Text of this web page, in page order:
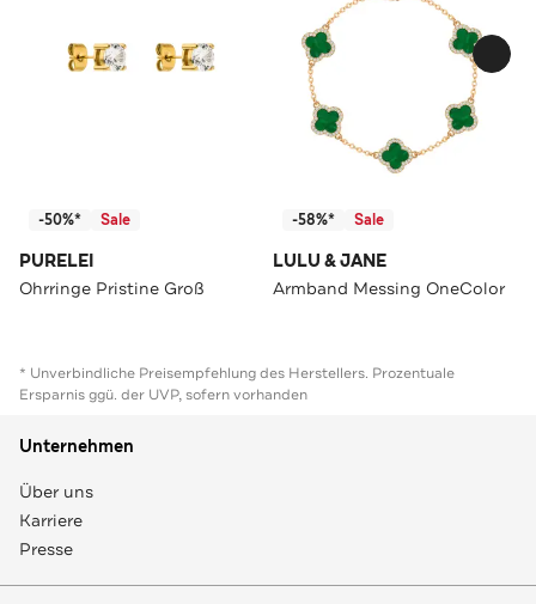
-50%* Sale
PURELEI
Ohrringe Pristine Groß
-58%* Sale
LULU & JANE
Armband Messing OneColor
* Unverbindliche Preisempfehlung des Herstellers. Prozentuale
Ersparnis ggü. der UVP, sofern vorhanden
Unternehmen
Über uns
Karriere
Presse